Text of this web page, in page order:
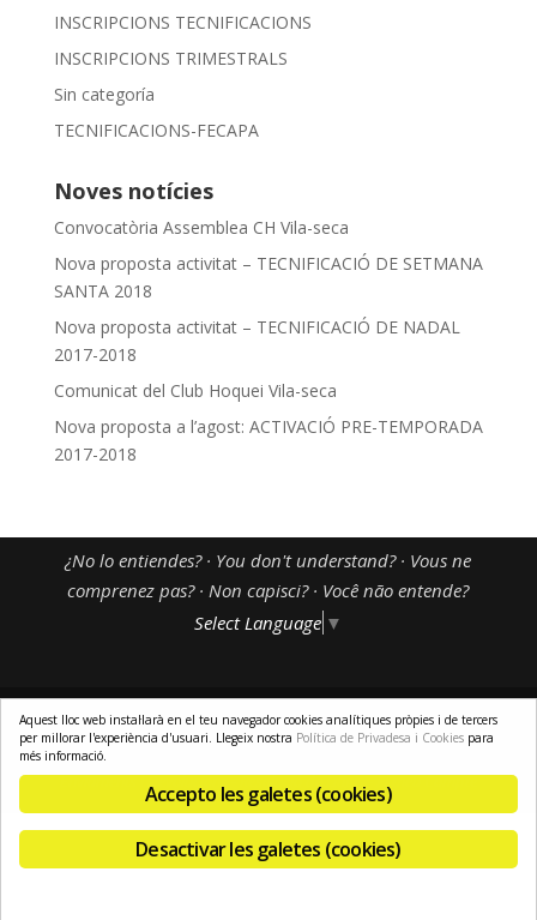
INSCRIPCIONS TECNIFICACIONS
INSCRIPCIONS TRIMESTRALS
Sin categoría
TECNIFICACIONS-FECAPA
Noves notícies
Convocatòria Assemblea CH Vila-seca
Nova proposta activitat – TECNIFICACIÓ DE SETMANA
SANTA 2018
Nova proposta activitat – TECNIFICACIÓ DE NADAL
2017-2018
Comunicat del Club Hoquei Vila-seca
Nova proposta a l’agost: ACTIVACIÓ PRE-TEMPORADA
2017-2018
¿No lo entiendes? · You don't understand? · Vous ne
comprenez pas? · Non capisci? · Você não entende?
Select Language ▼
Avís Legal Política de Privadesa i Cookies
-
Enviaments i Devolucions-Resolució de Litigis-El meu Compte
Aquest lloc web instal·larà en el teu navegador cookies analítiques pròpies i de tercers
per millorar l'experiència d'usuari. Llegeix nostra Política de Privadesa i Cookies para
més informació.
Accepto les galetes (cookies)
Desactivar les galetes (cookies)